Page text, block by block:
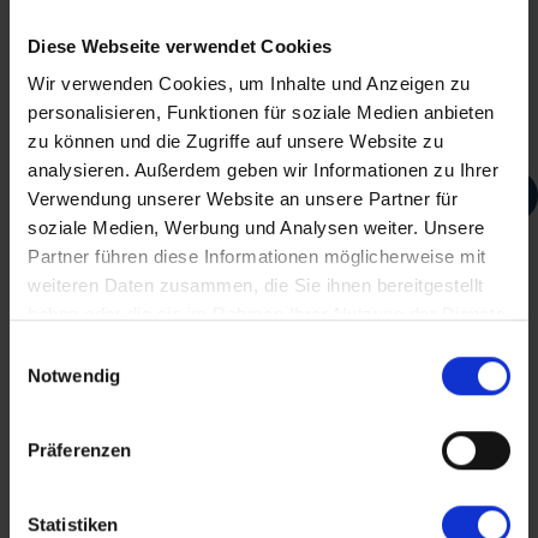
Diese Webseite verwendet Cookies
Wir verwenden Cookies, um Inhalte und Anzeigen zu
personalisieren, Funktionen für soziale Medien anbieten
zu können und die Zugriffe auf unsere Website zu
analysieren. Außerdem geben wir Informationen zu Ihrer
Verwendung unserer Website an unsere Partner für
soziale Medien, Werbung und Analysen weiter. Unsere
Partner führen diese Informationen möglicherweise mit
weiteren Daten zusammen, die Sie ihnen bereitgestellt
Notwendig
Präferenzen
Statistiken
Teile diese Reise
RV Mekong Pearl
2-Bettkabine Classic, Hauptdeck, franz.
Balkon
Kabinengrösse ca. 12 m²
Klimaanlage